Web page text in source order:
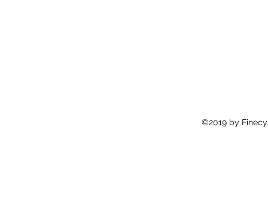
©2019 by